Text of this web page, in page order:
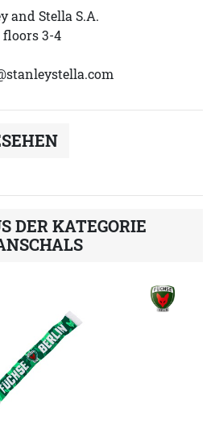
and Stella S.A.
floors 3-4
DER KATEGORIE